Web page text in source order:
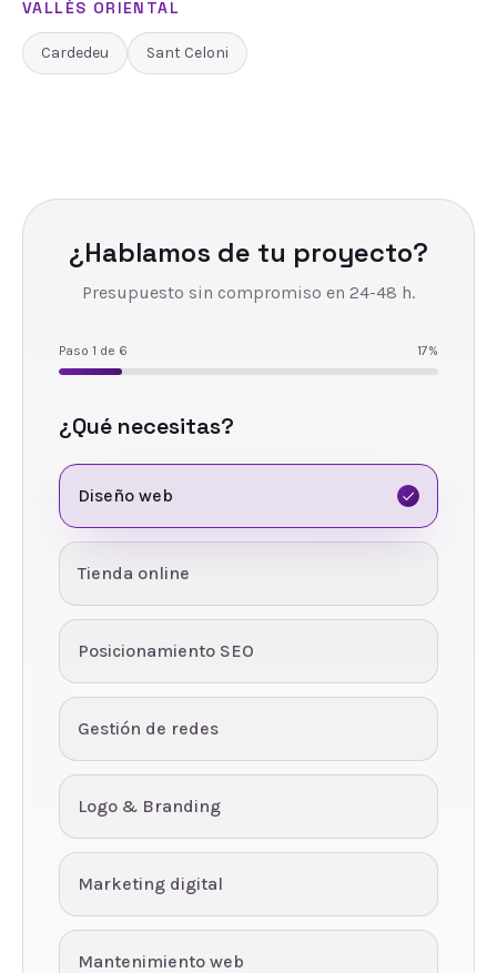
VALLÈS ORIENTAL
Cardedeu Sant Celoni
¿Hablamos de tu proyecto?
Presupuesto sin compromiso en 24-48 h.
Paso 1 de 6 17%
¿Qué necesitas?
Diseño web
Tienda online
Posicionamiento SEO
Gestión de redes
Logo & Branding
Marketing digital
Mantenimiento web